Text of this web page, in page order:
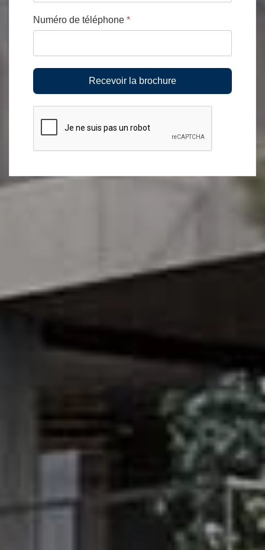
Numéro de téléphone *
Recevoir la brochure
reCAPTCHA case à cocher